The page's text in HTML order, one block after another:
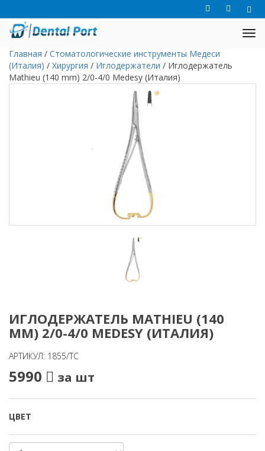
Главная / Стоматологические инструменты Медеси
(Италия) / Хирургия / Иглодержатели / Иглодержатель
Mathieu (140 mm) 2/0-4/0 Medesy (Италия)
ИГЛОДЕРЖАТЕЛЬ MATHIEU (140
MM) 2/0-4/0 MEDESY (ИТАЛИЯ)
АРТИКУЛ: 1855/ТС
5990 за шт
ЦВЕТ